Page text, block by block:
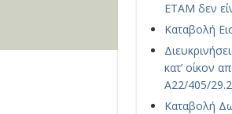
ΕΤΑΜ δεν
Καταβολή
κατ’ οίκον
Α22/405/
Καταβολή